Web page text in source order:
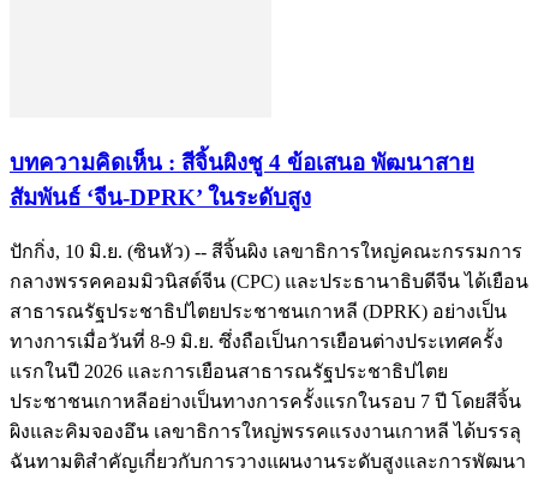
บทความคิดเห็น : สีจิ้นผิงชู 4 ข้อเสนอ พัฒนาสาย
สัมพันธ์ ‘จีน-DPRK’ ในระดับสูง
ปักกิ่ง, 10 มิ.ย. (ซินหัว) -- สีจิ้นผิง เลขาธิการใหญ่คณะกรรมการ
กลางพรรคคอมมิวนิสต์จีน (CPC) และประธานาธิบดีจีน ได้เยือน
สาธารณรัฐประชาธิปไตยประชาชนเกาหลี (DPRK) อย่างเป็น
ทางการเมื่อวันที่ 8-9 มิ.ย. ซึ่งถือเป็นการเยือนต่างประเทศครั้ง
แรกในปี 2026 และการเยือนสาธารณรัฐประชาธิปไตย
ประชาชนเกาหลีอย่างเป็นทางการครั้งแรกในรอบ 7 ปี โดยสีจิ้น
ผิงและคิมจองอึน เลขาธิการใหญ่พรรคแรงงานเกาหลี ได้บรรลุ
ฉันทามติสำคัญเกี่ยวกับการวางแผนงานระดับสูงและการพัฒนา